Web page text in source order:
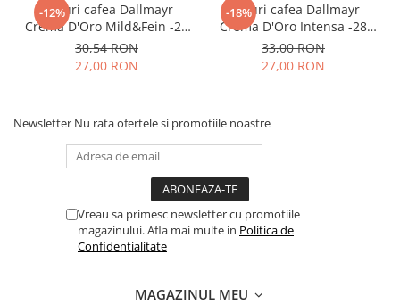
-12%
Paduri cafea Dallmayr
Crema D'Oro Mild&Fein -28
buc
30,54 RON
27,00 RON
-18%
Paduri cafea Dallmayr
Crema D'Oro Intensa -28
buc
33,00 RON
27,00 RON
Newsletter Nu rata ofertele si promotiile noastre
Vreau sa primesc newsletter cu promotiile
magazinului. Afla mai multe in Politica de
Confidentialitate
MAGAZINUL MEU